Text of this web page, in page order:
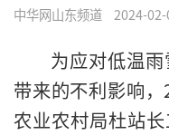
中华网山东频道 2024-
为应对低温
带来的不利影响
农业农村局杜站长